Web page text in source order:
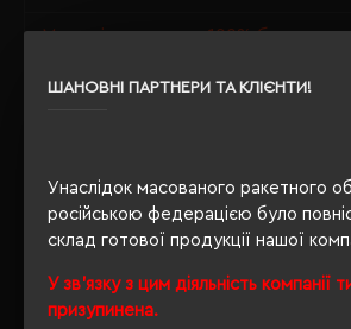
ШАНОВНІ ПАРТНЕРИ ТА КЛІЄНТИ!
Унаслідок масованого ракетного
російською федерацією було
склад готової продукції нашої
У зв'язку з цим діяльність компанії
призупинена.
Матеріали 100% бавовна
Стать унісекс
Щільність 190 г/м²
Крій прямий
Розпакування
упаковки